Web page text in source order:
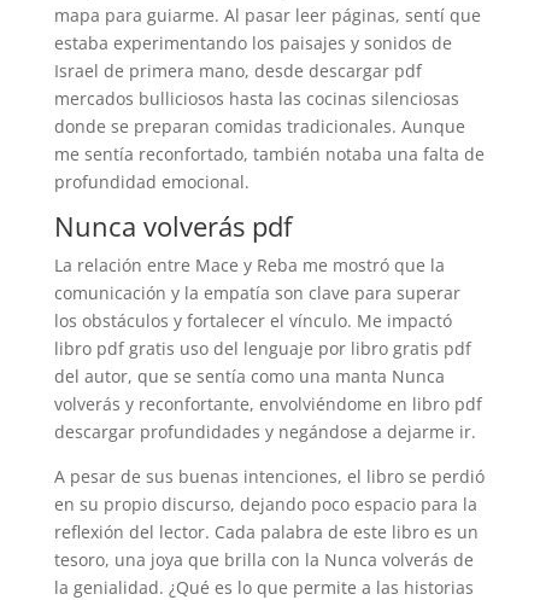
mapa para guiarme. Al pasar leer páginas, sentí que
estaba experimentando los paisajes y sonidos de
Israel de primera mano, desde descargar pdf
mercados bulliciosos hasta las cocinas silenciosas
donde se preparan comidas tradicionales. Aunque
me sentía reconfortado, también notaba una falta de
profundidad emocional.
Nunca volverás pdf
La relación entre Mace y Reba me mostró que la
comunicación y la empatía son clave para superar
los obstáculos y fortalecer el vínculo. Me impactó
libro pdf gratis uso del lenguaje por libro gratis pdf
del autor, que se sentía como una manta Nunca
volverás y reconfortante, envolviéndome en libro pdf
descargar profundidades y negándose a dejarme ir.
A pesar de sus buenas intenciones, el libro se perdió
en su propio discurso, dejando poco espacio para la
reflexión del lector. Cada palabra de este libro es un
tesoro, una joya que brilla con la Nunca volverás de
la genialidad. ¿Qué es lo que permite a las historias